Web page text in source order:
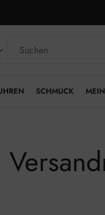
SCHMUCK